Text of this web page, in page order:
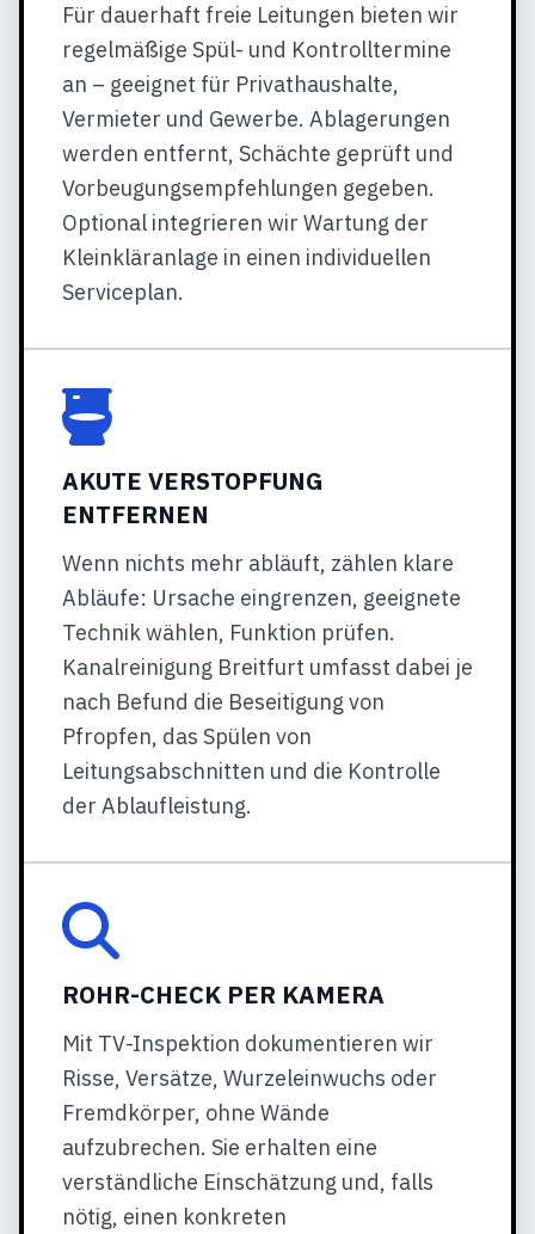
Für dauerhaft freie Leitungen bieten wir
regelmäßige Spül- und Kontrolltermine
an – geeignet für Privathaushalte,
Vermieter und Gewerbe. Ablagerungen
werden entfernt, Schächte geprüft und
Vorbeugungsempfehlungen gegeben.
Optional integrieren wir Wartung der
Kleinkläranlage in einen individuellen
Serviceplan.
AKUTE VERSTOPFUNG
ENTFERNEN
Wenn nichts mehr abläuft, zählen klare
Abläufe: Ursache eingrenzen, geeignete
Technik wählen, Funktion prüfen.
Kanalreinigung Breitfurt umfasst dabei je
nach Befund die Beseitigung von
Pfropfen, das Spülen von
Leitungsabschnitten und die Kontrolle
der Ablaufleistung.
ROHR-CHECK PER KAMERA
Mit TV-Inspektion dokumentieren wir
Risse, Versätze, Wurzeleinwuchs oder
Fremdkörper, ohne Wände
aufzubrechen. Sie erhalten eine
verständliche Einschätzung und, falls
nötig, einen konkreten